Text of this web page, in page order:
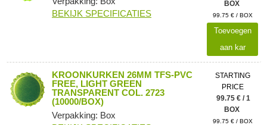
BEKIJK SPECIFICATIES
BOX
99.75 € / BOX
Toevoegen
aan kar
KROONKURKEN 26MM TFS-PVC
FREE, LIGHT GREEN
TRANSPARENT COL. 2723
(10000/BOX)
Verpakking: Box
STARTING
PRICE
99.75 € / 1
BOX
99.75 € / BOX